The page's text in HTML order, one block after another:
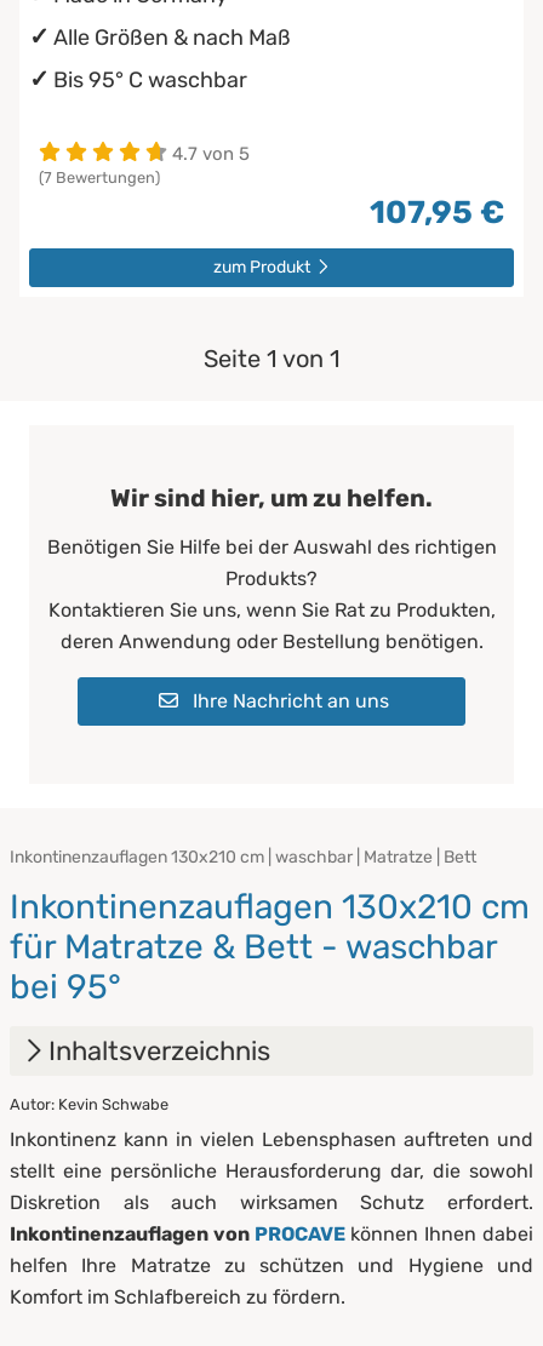
Alle Größen & nach Maß
Bis 95° C waschbar
4.7 von 5
(7 Bewertungen)
107,95 €
zum Produkt
Seite 1 von 1
Wir sind hier, um zu helfen.
Benötigen Sie Hilfe bei der Auswahl des richtigen
Produkts?
Kontaktieren Sie uns, wenn Sie Rat zu Produkten,
deren Anwendung oder Bestellung benötigen.
Ihre Nachricht an uns
Inkontinenzauflagen 130x210 cm | waschbar | Matratze | Bett
Inkontinenzauflagen 130x210 cm
für Matratze & Bett - waschbar
bei 95°
Inhaltsverzeichnis
1. Inkontinenzauflagen von PROCAVE
2.
3. Pflege & Reinigung von Inkontinenzauflagen
Autor: Kevin Schwabe
Inkontinenz kann in vielen Lebensphasen auftreten und
stellt eine persönliche Herausforderung dar, die sowohl
Diskretion als auch wirksamen Schutz erfordert.
Inkontinenzauflagen von PROCAVEkönnen Ihnen dabei
helfen Ihre Matratze zu schützen und Hygiene und
Komfort im Schlafbereich zu fördern.